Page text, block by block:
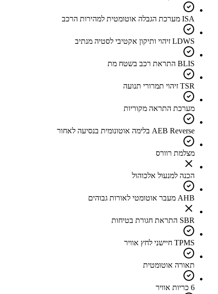
ISA מערכת הגבלה אוטומטית למהירות הרכב
LDWS זיהוי ותיקון אקטיבי לסטיה מנתיב
BLIS התראת רכב בשטח מת
TSR זיהוי תמרורי תנועה
מערכת התראה מקוריות
AEB Reverse בלימה אוטונומית בנסיעה לאחור
מצלמת רוורס
הכנה למנעול אלכוהול
AHB מעבר אוטומטי לאורות גבוהים
SBR התראת חגורת בטיחות
TPMS חיישני לחץ אוויר
תאורה אוטומטית
6 כריות אוויר